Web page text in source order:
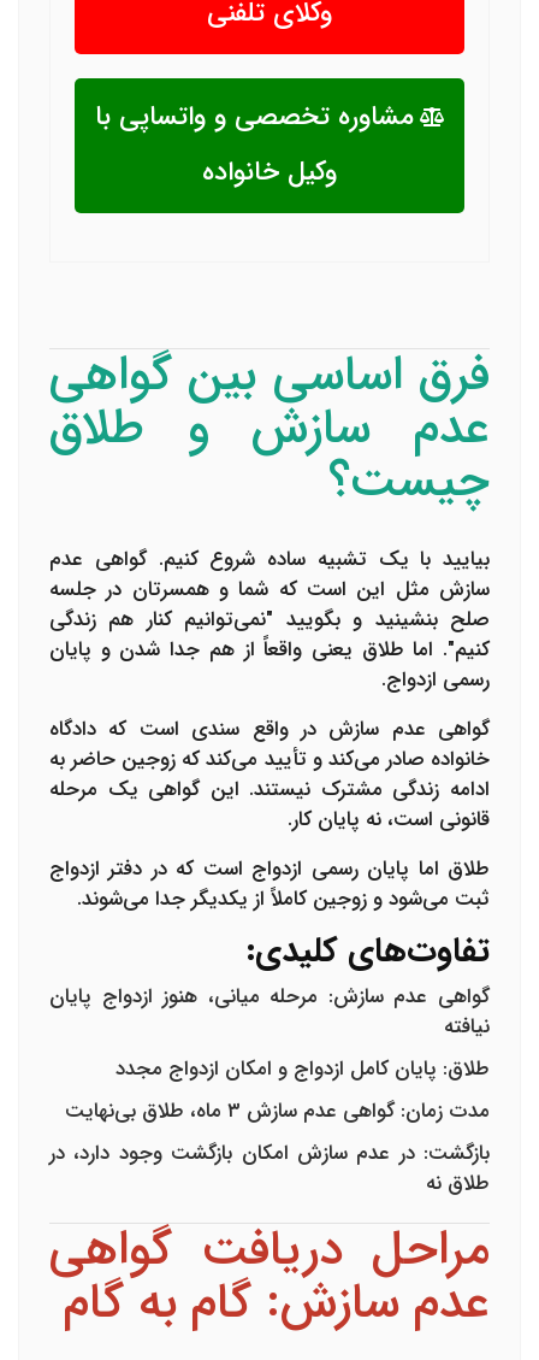
وکلای تلفنی
مشاوره تخصصی و واتساپی با
وکیل خانواده
فرق اساسی بین گواهی
عدم سازش و طلاق
چیست؟
بیایید با یک تشبیه ساده شروع کنیم. گواهی عدم
سازش مثل این است که شما و همسرتان در جلسه
صلح بنشینید و بگویید "نمی‌توانیم کنار هم زندگی
کنیم". اما طلاق یعنی واقعاً از هم جدا شدن و پایان
رسمی ازدواج.
گواهی عدم سازش در واقع سندی است که دادگاه
خانواده صادر می‌کند و تأیید می‌کند که زوجین حاضر به
ادامه زندگی مشترک نیستند. این گواهی یک مرحله
قانونی است، نه پایان کار.
طلاق اما پایان رسمی ازدواج است که در دفتر ازدواج
ثبت می‌شود و زوجین کاملاً از یکدیگر جدا می‌شوند.
تفاوت‌های کلیدی:
گواهی عدم سازش: مرحله میانی، هنوز ازدواج پایان
نیافته
طلاق: پایان کامل ازدواج و امکان ازدواج مجدد
مدت زمان: گواهی عدم سازش ۳ ماه، طلاق بی‌نهایت
بازگشت: در عدم سازش امکان بازگشت وجود دارد، در
طلاق نه
مراحل دریافت گواهی
عدم سازش: گام به گام